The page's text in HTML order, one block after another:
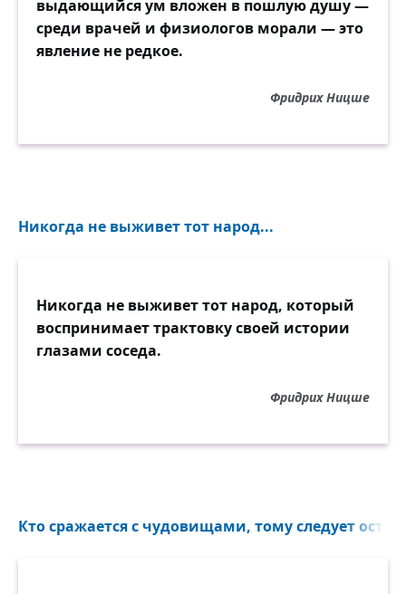
выдающийся ум вложен в пошлую душу —
среди врачей и физиологов морали — это
явление не редкое.
Фридрих Ницше
Никогда не выживет тот народ...
Никогда не выживет тот народ, который
воспринимает трактовку своей истории
глазами соседа.
Фридрих Ницше
Кто сражается с чудовищами, тому следует